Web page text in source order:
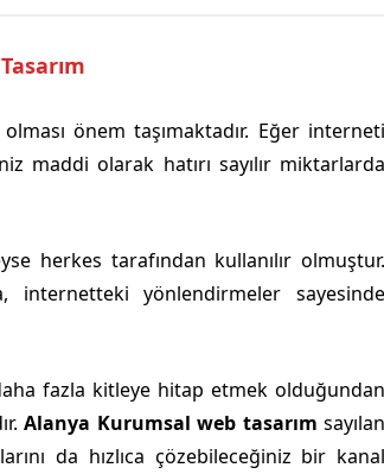
önem taşımaktadır. Eğer interneti
maddi olarak hatırı sayılır miktarlarda
herkes tarafından kullanılır olmuştur.
internetteki yönlendirmeler sayesinde
fazla kitleye hitap etmek olduğundan
Alanya Kurumsal web tasarım sayılan
da hızlıca çözebileceğiniz bir kanal